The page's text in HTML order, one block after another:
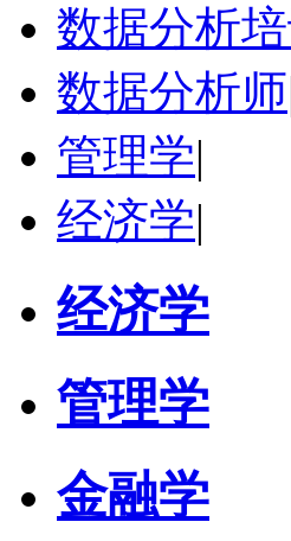
立即咨询
数据分析培
数据分析师
管理学|
经济学|
经济学
管理学
金融学